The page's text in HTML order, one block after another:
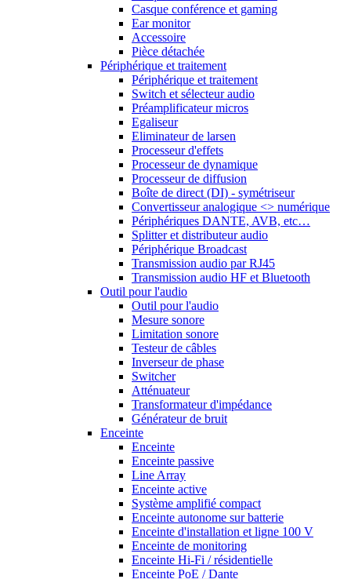
Casque conférence et gaming
Ear monitor
Accessoire
Pièce détachée
Périphérique et traitement
Périphérique et traitement
Switch et sélecteur audio
Préamplificateur micros
Egaliseur
Eliminateur de larsen
Processeur d'effets
Processeur de dynamique
Processeur de diffusion
Boîte de direct (DI) - symétriseur
Convertisseur analogique <> numérique
Périphériques DANTE, AVB, etc…
Splitter et distributeur audio
Périphérique Broadcast
Transmission audio par RJ45
Transmission audio HF et Bluetooth
Outil pour l'audio
Outil pour l'audio
Mesure sonore
Limitation sonore
Testeur de câbles
Inverseur de phase
Switcher
Atténuateur
Transformateur d'impédance
Générateur de bruit
Enceinte
Enceinte
Enceinte passive
Line Array
Enceinte active
Système amplifié compact
Enceinte autonome sur batterie
Enceinte d'installation et ligne 100 V
Enceinte de monitoring
Enceinte Hi-Fi / résidentielle
Enceinte PoE / Dante